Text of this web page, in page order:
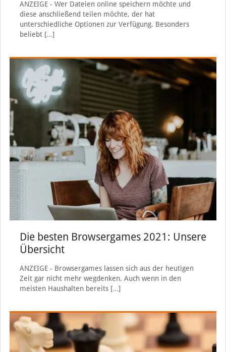
ANZEIGE - Wer Dateien online speichern möchte und
diese anschließend teilen möchte, der hat
unterschiedliche Optionen zur Verfügung. Besonders
beliebt[…]
Die besten Browsergames 2021: Unsere
Übersicht
ANZEIGE - Browsergames lassen sich aus der heutigen
Zeit gar nicht mehr wegdenken. Auch wenn in den
meisten Haushalten bereits[…]